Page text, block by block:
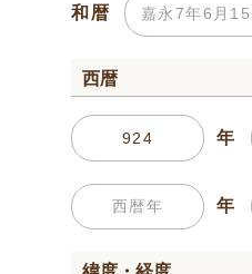
和暦
西暦
年
年